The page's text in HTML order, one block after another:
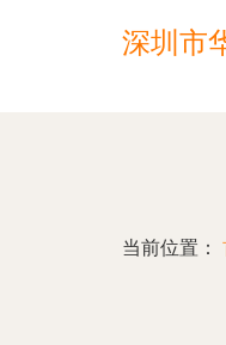
深圳市
当前位置：